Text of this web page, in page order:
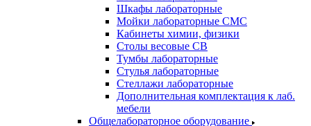
Шкафы лабораторные
Мойки лабораторные СМС
Кабинеты химии, физики
Столы весовые СВ
Тумбы лабораторные
Стулья лабораторные
Стеллажи лабораторные
Дополнительная комплектация к лаб.
мебели
Общелабораторное оборудование